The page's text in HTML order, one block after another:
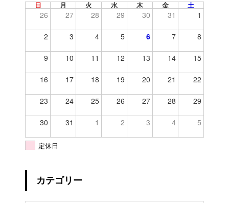
日 月 火 水 木 金 土
26 27 28 29 30 31 1
2 3 4 5 6 7 8
9 10 11 12 13 14 15
16 17 18 19 20 21 22
23 24 25 26 27 28 29
30 31 1 2 3 4 5
定休日
カテゴリー